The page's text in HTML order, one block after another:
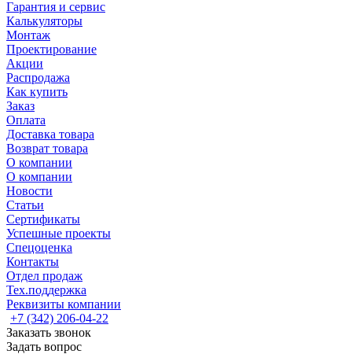
Гарантия и сервис
Калькуляторы
Монтаж
Проектирование
Акции
Распродажа
Как купить
Заказ
Оплата
Доставка товара
Возврат товара
О компании
О компании
Новости
Статьи
Сертификаты
Успешные проекты
Спецоценка
Контакты
Отдел продаж
Тех.поддержка
Реквизиты компании
+7 (342) 206-04-22
Заказать звонок
Задать вопрос